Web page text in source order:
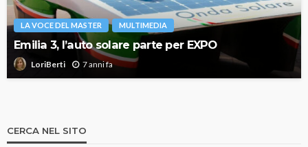
LA VOCE DEL MASTER MULTIMEDIA
Emilia 3, l’auto solare parte per EXPO
LoriBerti 7 anni fa
CERCA NEL SITO